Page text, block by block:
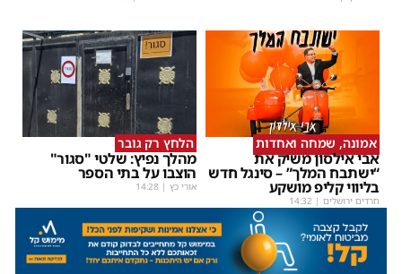
אמונה, שמחה ואחדות
אבי אילסון משיק את
“ישתבח המלך” – סינגל חדש
בליווי קליפ מושקע
חרדים ירושלים |
14:32
הלחץ רק גובר
מהלך נפיץ: שלטי "סגור"
הוצבו על בתי הספר
אורי כץ |
14:28